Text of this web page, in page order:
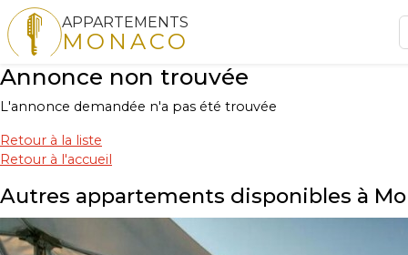
APPARTEMENTS
MONACO
Annonce non trouvée
L'annonce demandée n'a pas été trouvée
Retour à la liste
Retour à l'accueil
Autres appartements disponibles à